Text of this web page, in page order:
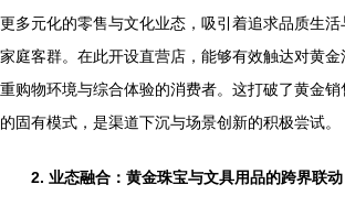
更多元化的零售与文化业态，吸引着追求品质生
家庭客群。在此开设直营店，能够有效触达对黄
重购物环境与综合体验的消费者。这打破了黄金
的固有模式，是渠道下沉与场景创新的积极尝试。
2. 业态融合：黄金珠宝与文具用品的跨界联动